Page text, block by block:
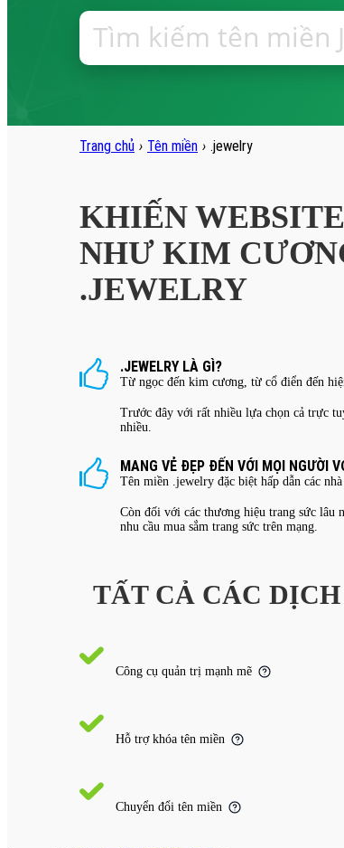
Trang chủ › Tên miền › .jewelry
KHIẾN
NHƯ KIM
.JEWELRY
.JEWELRY LÀ GÌ?
Từ ngọc đến kim cương, từ cổ điển đến
Trước đây với rất nhiều lựa chọn cả trực
nhiều.
MANG VẺ ĐẸP ĐẾN VỚI MỌI NGƯỜI
Tên miền .jewelry đặc biệt hấp dẫn các
Còn đối với các thương hiệu trang sức lâu
nhu cầu mua sắm trang sức trên mạng.
TẤT CẢ CÁC
Công cụ quản trị mạnh mẽ
Hỗ trợ khóa tên miền
Chuyển đổi tên miền